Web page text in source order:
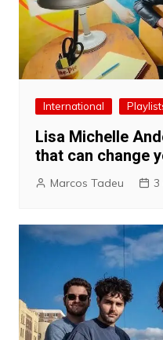
International
Lisa Michelle
that can change
Marcos Tadeu 3